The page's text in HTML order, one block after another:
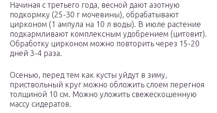
Начиная с третьего года, весной дают азотную
подкормку (25-30 г мочевины), обрабатывают
цирконом (1 ампула на 10 л воды). В июле растение
подкармливают комплексным удобрением (цитовит).
Обработку цирконом можно повторить через 15-20
дней 3-4 раза.
Осенью, перед тем как кусты уйдут в зиму,
приствольный круг можно обложить слоем перегноя
толщиной 10 см. Можно уложить свежескошенную
массу сидератов.